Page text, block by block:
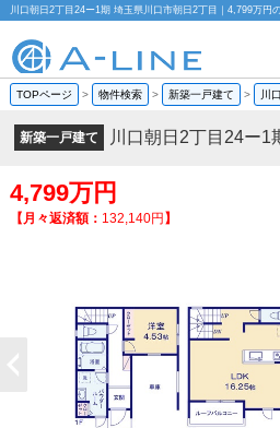
TOPページ > 物件検索 > 新築一戸建て > 川
新築一戸建て 川口朝日2丁目24ー1
4,799万円
【月々返済額： 132,140円】